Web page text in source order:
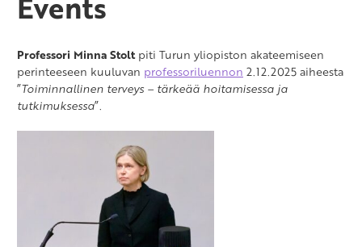
Professori Minna Stoltpiti Turun yliopiston akateemiseen
perinteeseen kuuluvan professoriluennon 2.12.2025 aiheesta
”Toiminnallinen terveys – tärkeää hoitamisessa ja
tutkimuksessa”.